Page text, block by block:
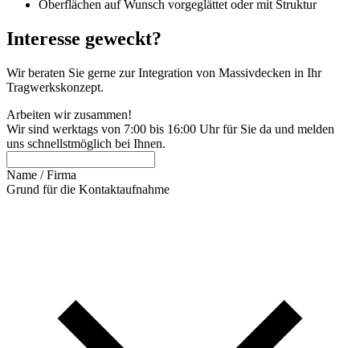
Oberflächen auf Wunsch vorgeglättet oder mit Struktur
Interesse geweckt?
Wir beraten Sie gerne zur Integration von Massivdecken in Ihr
Tragwerkskonzept.
Arbeiten wir zusammen!
Wir sind werktags von 7:00 bis 16:00 Uhr für Sie da und melden
uns schnellstmöglich bei Ihnen.
Name / Firma
Grund für die Kontaktaufnahme